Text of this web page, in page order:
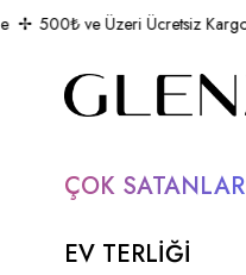
500₺ ve Üzeri Ücretsiz Kargo
ÇOK SATANLAR
EV TERLİĞİ